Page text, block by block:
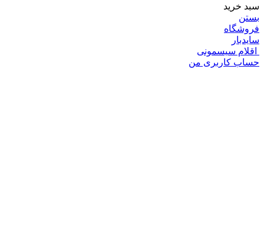
سبد خرید
بستن
فروشگاه
سایدبار
اقلام سیسمونی
حساب کاربری من